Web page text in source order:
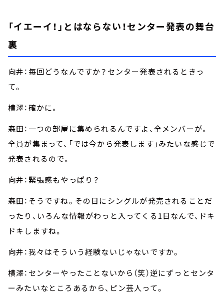
「イエーイ！」とはならない！センター発表の舞台
裏
向井：毎回どうなんですか？センター発表されるときっ
て。
横澤：確かに。
森田：一つの部屋に集められるんですよ、全メンバーが。
全員が集まって、「では今から発表します」みたいな感じで
発表されるので。
向井：緊張感もやっぱり？
森田：そうですね。その日にシングルが発売されることだ
ったり、いろんな情報がわっと入ってくる1日なんで、ドキ
ドキしますね。
向井：我々はそういう経験ないじゃないですか。
横澤：センターやったことないから（笑）逆にずっとセンタ
ーみたいなところあるから、ピン芸人って。